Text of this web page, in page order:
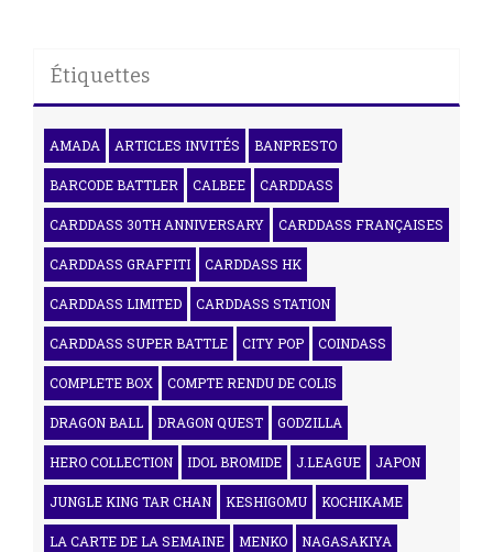
Étiquettes
AMADA ARTICLES INVITÉS BANPRESTO
BARCODE BATTLER CALBEE CARDDASS
CARDDASS 30TH ANNIVERSARY CARDDASS FRANÇAISES
CARDDASS GRAFFITI CARDDASS HK
CARDDASS LIMITED CARDDASS STATION
CARDDASS SUPER BATTLE CITY POP COINDASS
COMPLETE BOX COMPTE RENDU DE COLIS
DRAGON BALL DRAGON QUEST GODZILLA
HERO COLLECTION IDOL BROMIDE J.LEAGUE JAPON
JUNGLE KING TAR CHAN KESHIGOMU KOCHIKAME
LA CARTE DE LA SEMAINE MENKO NAGASAKIYA